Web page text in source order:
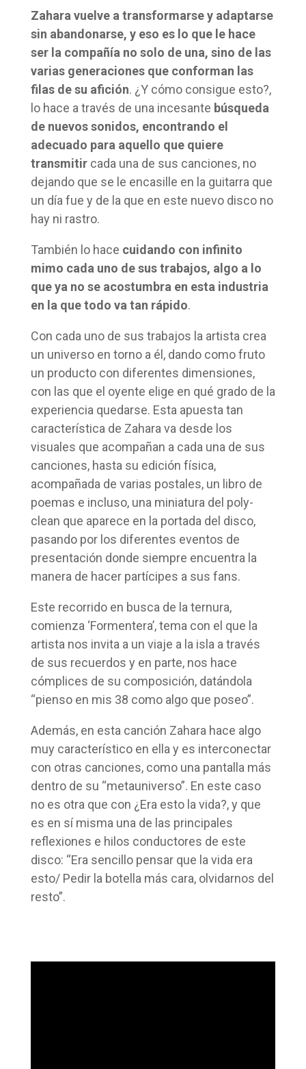
Zahara vuelve a transformarse y adaptarse
sin abandonarse, y eso es lo que le hace
ser la compañía no solo de una, sino de las
varias generaciones que conforman las
filas de su afición. ¿Y cómo consigue esto?,
lo hace a través de una incesante búsqueda
de nuevos sonidos, encontrando el
adecuado para aquello que quiere
transmitircada una de sus canciones, no
dejando que se le encasille en la guitarra que
un día fue y de la que en este nuevo disco no
hay ni rastro.
También lo hace cuidando con infinito
mimo cada uno de sus trabajos, algo a lo
que ya no se acostumbra en esta industria
en la que todo va tan rápido.
Con cada uno de sus trabajos la artista crea
un universo en torno a él, dando como fruto
un producto con diferentes dimensiones,
con las que el oyente elige en qué grado de la
experiencia quedarse. Esta apuesta tan
característica de Zahara va desde los
visuales que acompañan a cada una de sus
canciones, hasta su edición física,
acompañada de varias postales, un libro de
poemas e incluso, una miniatura del poly-
clean que aparece en la portada del disco,
pasando por los diferentes eventos de
presentación donde siempre encuentra la
manera de hacer partícipes a sus fans.
Este recorrido en busca de la ternura,
comienza ‘Formentera’, tema con el que la
artista nos invita a un viaje a la isla a través
de sus recuerdos y en parte, nos hace
cómplices de su composición, datándola
“pienso en mis 38 como algo que poseo”.
Además, en esta canción Zahara hace algo
muy característico en ella y es interconectar
con otras canciones, como una pantalla más
dentro de su “metauniverso”. En este caso
no es otra que con ¿Era esto la vida?, y que
es en sí misma una de las principales
reflexiones e hilos conductores de este
disco: “Era sencillo pensar que la vida era
esto/ Pedir la botella más cara, olvidarnos del
resto”.